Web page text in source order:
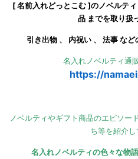
[ 名前入れどっとこむ ]のノベルテ
品 までを取り扱
引き出物 、 内祝い 、 法事 など
名入れノベルティ通
https://
ノベルティやギフト商品のエピソー
ち等を紹介し
名入れノベルティの色々な物語